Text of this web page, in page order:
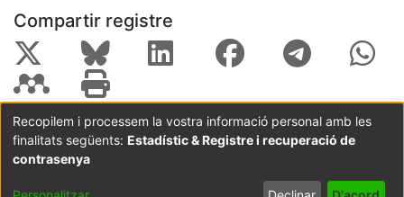
Compartir registre
Coordinació:CRAI UB Avís legal
Metadades
subjectes a:
Configuració
Recopilem i processem la vostra informació personal amb les
finalitats següents: Estadístic & Registre i recuperació de
contrasenya